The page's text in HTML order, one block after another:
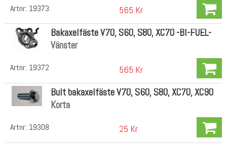
Artnr: 19373 565 Kr
Artnr: 19372
Bakaxelfäste V70, S60, S80, XC70 -BI-FUEL-
Vänster
565 Kr
Artnr: 19308
Bult bakaxelfäste V70, S60, S80, XC70, XC90
Korta
25 Kr